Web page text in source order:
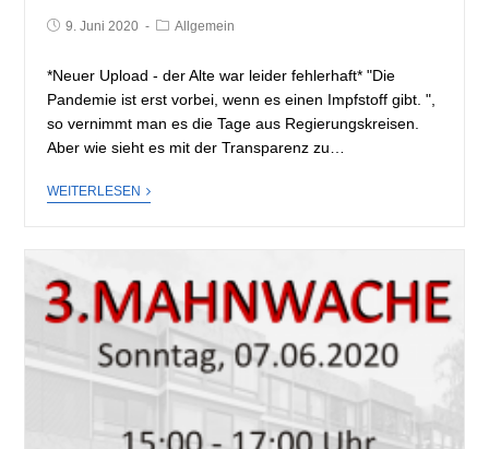
9. Juni 2020 Allgemein
*Neuer Upload - der Alte war leider fehlerhaft* "Die
Pandemie ist erst vorbei, wenn es einen Impfstoff gibt. ",
so vernimmt man es die Tage aus Regierungskreisen.
Aber wie sieht es mit der Transparenz zu…
WEITERLESEN